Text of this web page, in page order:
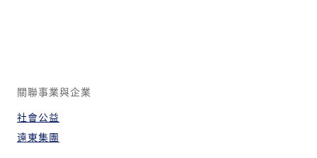
關聯事業與企業
社會公益
遠東集團